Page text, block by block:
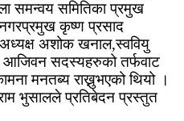
समन्वय समितिका प्रमुख
नगरप्रमुख कृष्ण प्रसाद
अशोक खनाल,स्ववियु
आजिवन सदस्यहरुको तर्फवाट
मनतब्य राख्नुभएको थियो ।
भुसालले प्रतिबेदन प्रस्तुत